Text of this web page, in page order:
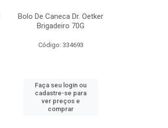
Bolo De Caneca Dr. Oetker
Brigadeiro 70G
Código: 334693
Faça seu login ou
cadastre-se para
ver preços e
comprar